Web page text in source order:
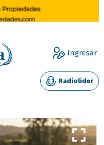
Ingresar
Radiolider